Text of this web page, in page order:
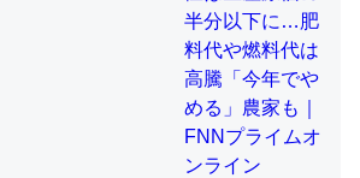
ム少ないのか。知らんかった。調べたら
ウム分はエビの600分の1程度。
表】昆虫学の大問題＝「昆虫はなぜ海にいな